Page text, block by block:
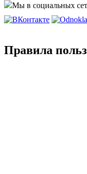
Мы в социальных
Правила